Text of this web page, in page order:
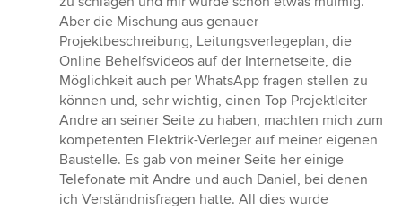
Aber die Mischung aus genauer
Projektbeschreibung, Leitungsverlegeplan, die
Online Behelfsvideos auf der Internetseite, die
Möglichkeit auch per WhatsApp fragen stellen zu
können und, sehr wichtig, einen Top Projektleiter
Andre an seiner Seite zu haben, machten mich zum
kompetenten Elektrik-Verleger auf meiner eigenen
Baustelle. Es gab von meiner Seite her einige
Telefonate mit Andre und auch Daniel, bei denen
ich Verständnisfragen hatte. All dies wurde